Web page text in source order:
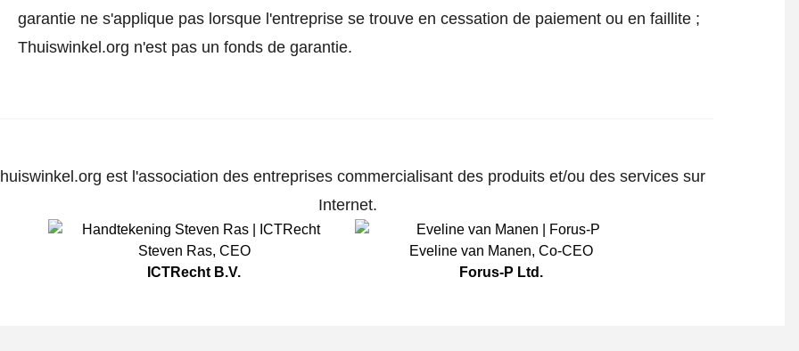
garantie ne s'applique pas lorsque l'entreprise se trouve en cessation de paiement ou en faillite ;
Thuiswinkel.org n'est pas un fonds de garantie.
est l'association des entreprises commercialisant des produits et/ou des services sur
Internet.
Steven Ras, CEO
ICTRecht B.V.
Eveline van Manen, Co-CEO
Forus-P Ltd.